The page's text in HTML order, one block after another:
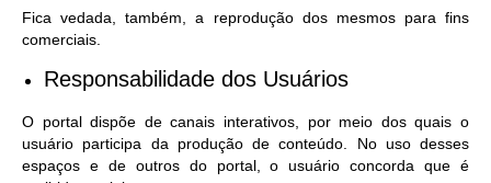
Fica vedada, também, a reprodução dos mesmos para fins
comerciais.
Responsabilidade dos Usuários
O portal dispõe de canais interativos, por meio dos quais o
usuário participa da produção de conteúdo. No uso desses
espaços e de outros do portal, o usuário concorda que é